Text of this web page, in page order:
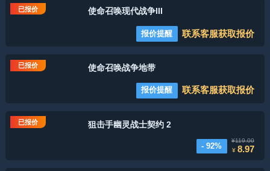
已报价 使命召唤现代战争III
报价提醒 联系客服获取报价
已报价 使命召唤战争地带
报价提醒 联系客服获取报价
已报价 狙击手幽灵战士契约 2
- 92%
¥119.00
¥8.97